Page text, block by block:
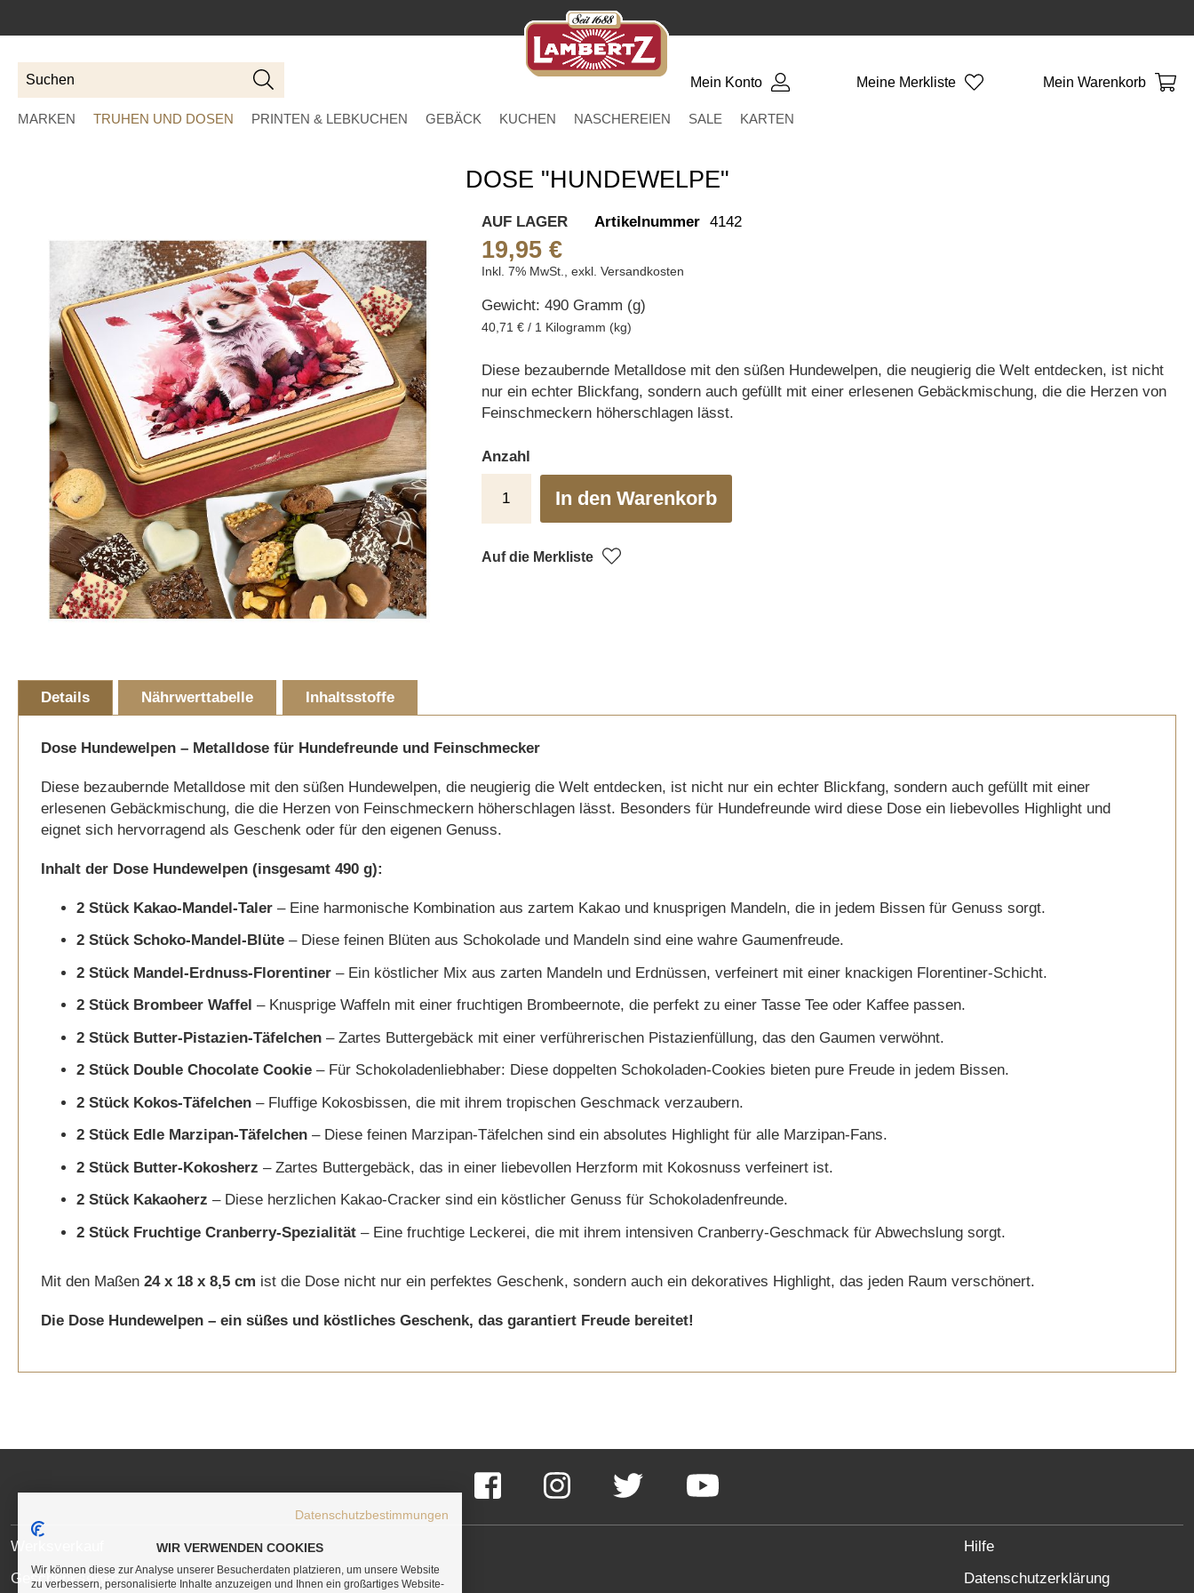
Suchen Mein Konto Meine Merkliste Mein Warenkorb
MARKEN TRUHEN UND DOSEN PRINTEN & LEBKUCHEN GEBÄCK KUCHEN NASCHEREIEN SALE KARTEN
DOSE "HUNDEWELPE"
images
gallery
to
images
gallery
AUF LAGER Artikelnummer 4142
19,95 €
Inkl. 7% MwSt., exkl. Versandkosten
Gewicht: 490 Gramm (g)
40,71 € / 1 Kilogramm (kg)
Diese bezaubernde Metalldose mit den süßen Hundewelpen, die neugierig die Welt entdecken, ist nicht
nur ein echter Blickfang, sondern auch gefüllt mit einer erlesenen Gebäckmischung, die die Herzen von
Feinschmeckern höherschlagen lässt.
Anzahl
In den Warenkorb
Auf die Merkliste
Details
Dose Hundewelpen – Metalldose für Hundefreunde und Feinschmecker
Diese bezaubernde Metalldose mit den süßen Hundewelpen, die neugierig die Welt entdecken, ist nicht nur ein echter Blickfang, sondern auch gefüllt mit einer
erlesenen Gebäckmischung, die die Herzen von Feinschmeckern höherschlagen lässt. Besonders für Hundefreunde wird diese Dose ein liebevolles Highlight und
eignet sich hervorragend als Geschenk oder für den eigenen Genuss.
Inhalt der Dose Hundewelpen (insgesamt 490 g):
2 Stück Kakao-Mandel-Taler – Eine harmonische Kombination aus zartem Kakao und knusprigen Mandeln, die in jedem Bissen für Genuss sorgt.
2 Stück Schoko-Mandel-Blüte – Diese feinen Blüten aus Schokolade und Mandeln sind eine wahre Gaumenfreude.
2 Stück Mandel-Erdnuss-Florentiner – Ein köstlicher Mix aus zarten Mandeln und Erdnüssen, verfeinert mit einer knackigen Florentiner-Schicht.
2 Stück Brombeer Waffel – Knusprige Waffeln mit einer fruchtigen Brombeernote, die perfekt zu einer Tasse Tee oder Kaffee passen.
2 Stück Butter-Pistazien-Täfelchen – Zartes Buttergebäck mit einer verführerischen Pistazienfüllung, das den Gaumen verwöhnt.
2 Stück Double Chocolate Cookie – Für Schokoladenliebhaber: Diese doppelten Schokoladen-Cookies bieten pure Freude in jedem Bissen.
2 Stück Kokos-Täfelchen – Fluffige Kokosbissen, die mit ihrem tropischen Geschmack verzaubern.
2 Stück Edle Marzipan-Täfelchen – Diese feinen Marzipan-Täfelchen sind ein absolutes Highlight für alle Marzipan-Fans.
2 Stück Butter-Kokosherz – Zartes Buttergebäck, das in einer liebevollen Herzform mit Kokosnuss verfeinert ist.
2 Stück Kakaoherz – Diese herzlichen Kakao-Cracker sind ein köstlicher Genuss für Schokoladenfreunde.
2 Stück Fruchtige Cranberry-Spezialität – Eine fruchtige Leckerei, die mit ihrem intensiven Cranberry-Geschmack für Abwechslung sorgt.
Mit den Maßen 24 x 18 x 8,5 cm ist die Dose nicht nur ein perfektes Geschenk, sondern auch ein dekoratives Highlight, das jeden Raum verschönert.
Die Dose Hundewelpen – ein süßes und köstliches Geschenk, das garantiert Freude bereitet!
Nährwerttabelle Inhaltsstoffe
Links
Facebook Instagram Twitter YouTube
SITE
LINKS
Werksverkauf
Geschenkservice
Hilfe
Datenschutzerklärung
Datenschutzbestimmungen
WIR VERWENDEN COOKIES
Wir können diese zur Analyse unserer Besucherdaten platzieren, um unsere Website
zu verbessern, personalisierte Inhalte anzuzeigen und Ihnen ein großartiges Website-